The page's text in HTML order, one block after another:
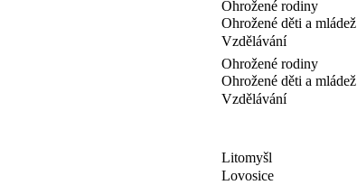
Ohrožené rodiny
Ohrožené děti a mládež
Vzdělávání
Ohrožené rodiny
Ohrožené děti a mládež
Vzdělávání
Litomyšl
Lovosice